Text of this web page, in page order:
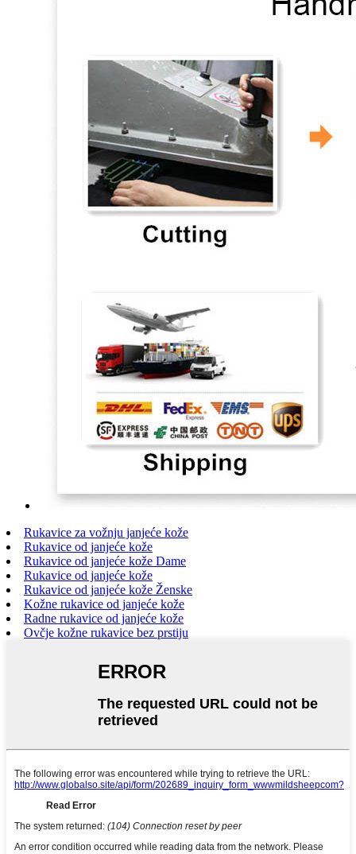
Rukavice za vožnju janjeće kože
Rukavice od janjeće kože
Rukavice od janjeće kože Dame
Rukavice od janjeće kože
Rukavice od janjeće kože Ženske
Kožne rukavice od janjeće kože
Radne rukavice od janjeće kože
Ovčje kožne rukavice bez prstiju